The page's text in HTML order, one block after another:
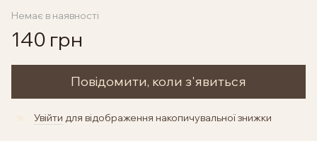
Немає в наявності
140 грн
Повідомити, коли з'явиться
Увійти для відображення накопичувальної знижки